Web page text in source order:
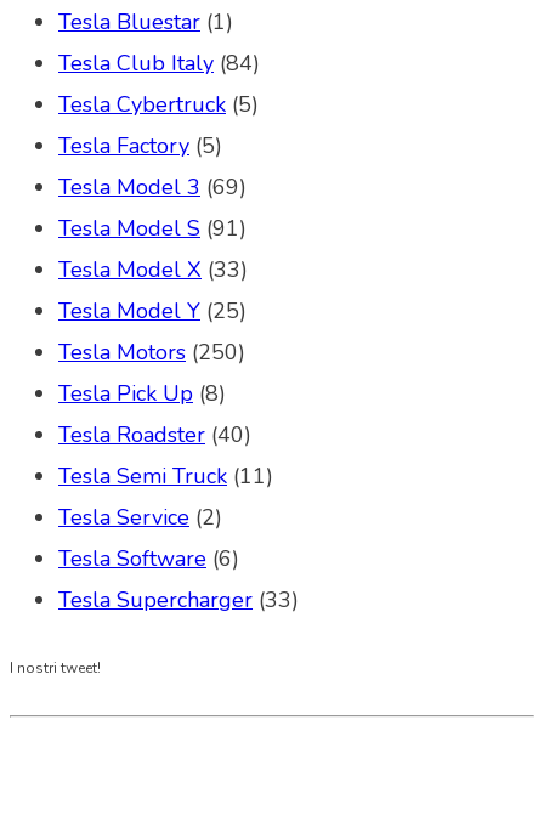
Tesla Bluestar (1)
Tesla Club Italy (84)
Tesla Cybertruck (5)
Tesla Factory (5)
Tesla Model 3 (69)
Tesla Model S (91)
Tesla Model X (33)
Tesla Model Y (25)
Tesla Motors (250)
Tesla Pick Up (8)
Tesla Roadster (40)
Tesla Semi Truck (11)
Tesla Service (2)
Tesla Software (6)
Tesla Supercharger (33)
I nostri tweet!